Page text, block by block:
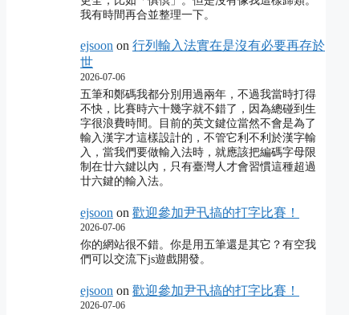
我有時間再合並整理一下。
ejsoon on 行列輸入法實在是沒有必要再存於
世
2026-07-06
五筆和鄭碼我都分別用過兩年，不過我當時打得
不快，比賽時六十幾字就不錯了，因為總碰到生
字很浪費時間。目前的英文鍵位當然不會是為了
輸入漢字才這樣設計的，不管它利不利於漢字輸
入，當我們要做輸入法時，就應該把編碼字母限
制在廿六鍵以內，只有臺灣人才會習慣這種超過
廿六鍵的輸入法。
ejsoon on 歡迎參加尹卂搞的打字比賽！
2026-07-06
你的網站很不錯。你是用五筆還是其它？有空我
們可以交流下js遊戲開發。
ejsoon on 歡迎參加尹卂搞的打字比賽！
2026-07-06